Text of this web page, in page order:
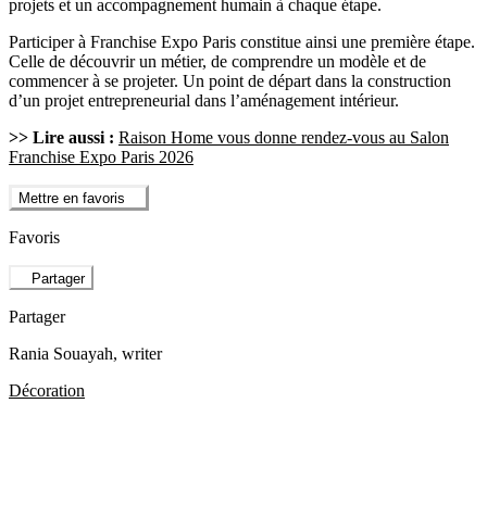
projets et un accompagnement humain à chaque étape.
Participer à Franchise Expo Paris constitue ainsi une première étape.
Celle de découvrir un métier, de comprendre un modèle et de
commencer à se projeter. Un point de départ dans la construction
d’un projet entrepreneurial dans l’aménagement intérieur.
>> Lire aussi : Raison Home vous donne rendez-vous au Salon
Franchise Expo Paris 2026
Mettre en favoris
Favoris
Partager
Partager
Rania Souayah, writer
Décoration